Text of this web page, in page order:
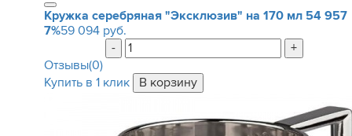
Кружка серебряная "Эксклюзив" на 170 мл 54 957
7%59 094 руб.
-
+
Отзывы(0)
Купить в 1 клик